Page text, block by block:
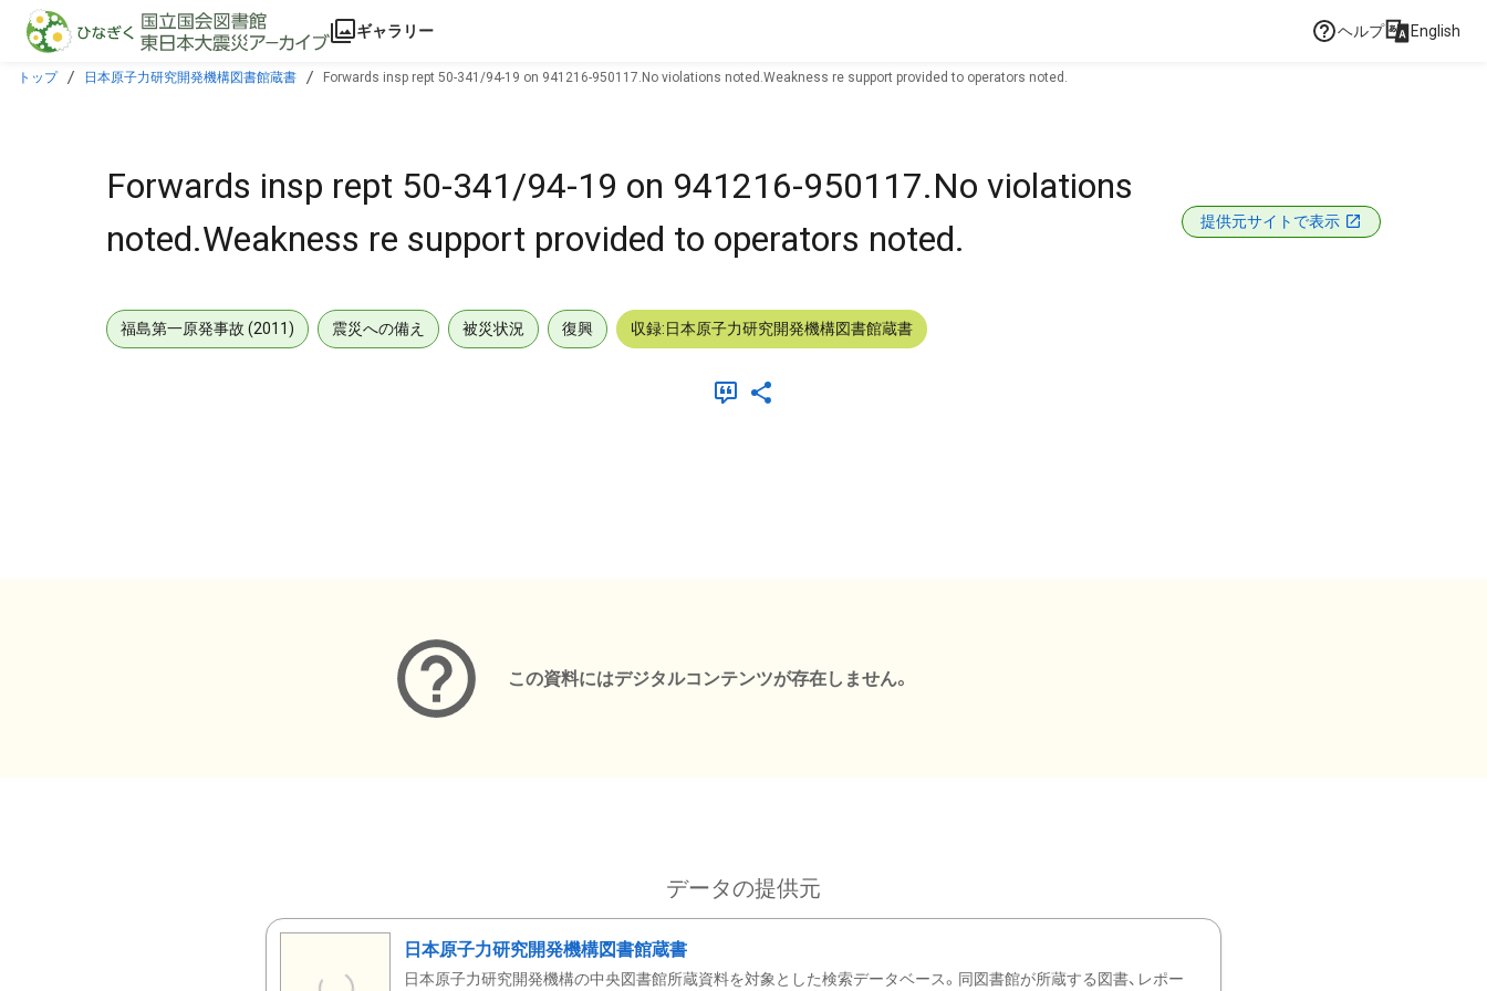
本文に飛ぶ
ギャラリー ヘルプ English
トップ 日本原子力研究開発機構図書館蔵書 Forwards insp rept 50-341/94-19 on 941216-950117.No violations noted.Weakness re support provided to operators noted.
Forwards insp rept 50-341/94-19 on 941216-950117.No violations
noted.Weakness re support provided to operators noted.
提供元サイトで表示
福島第一原発事故 (2011) 震災への備え 被災状況 復興 収録:日本原子力研究開発機構図書館蔵書
この資料にはデジタルコンテンツが存在しません。
データの提供元
日本原子力研究開発機構図書館蔵書
日本原子力研究開発機構の中央図書館所蔵資料を対象とした検索データベース。同図書館が所蔵する図書、レポー